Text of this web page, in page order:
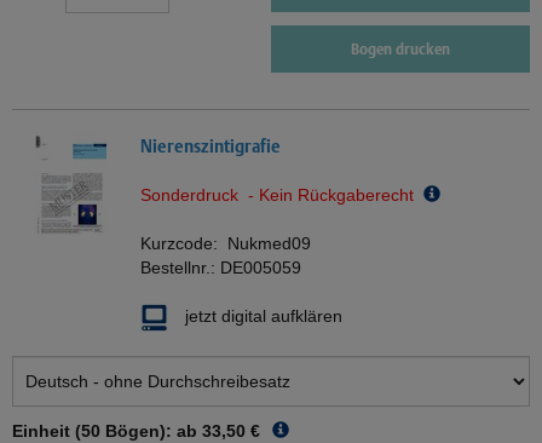
Bogen drucken
Nierenszintigrafie
Sonderdruck - Kein Rückgaberecht
Kurzcode: Nukmed09
Bestellnr.: DE005059
jetzt digital aufklären
Einheit (50 Bögen): ab 33,50 €